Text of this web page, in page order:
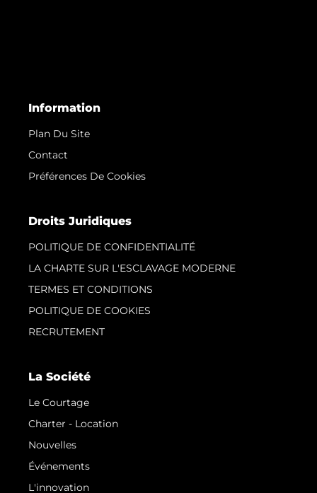
Information
Plan Du Site
Contact
Préférences De Cookies
Droits Juridiques
POLITIQUE DE CONFIDENTIALITÉ
LA CHARTE SUR L'ESCLAVAGE MODERNE
TERMES ET CONDITIONS
POLITIQUE DE COOKIES
RECRUTEMENT
La Société
Le Courtage
Charter - Location
Nouvelles
Événements
L'innovation